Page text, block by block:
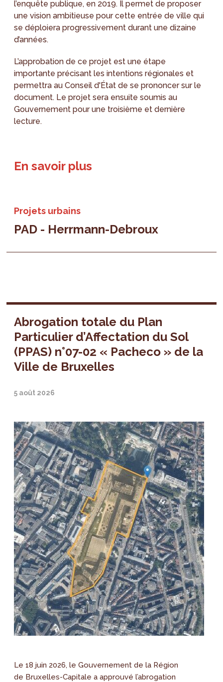
l’enquête publique, en 2019. Il permet de proposer
une vision ambitieuse pour cette entrée de ville qui
se déploiera progressivement durant une dizaine
d’années.
L’approbation de ce projet est une étape
importante précisant les intentions régionales et
permettra au Conseil d'État de se prononcer sur le
document. Le projet sera ensuite soumis au
Gouvernement pour une troisième et dernière
lecture.
En savoir plus
Projets urbains
PAD - Herrmann-Debroux
Abrogation totale du Plan
Particulier d’Affectation du Sol
(PPAS) n°07-02 « Pacheco » de la
Ville de Bruxelles
5 août 2026
Le 18 juin 2026, le Gouvernement de la Région
de Bruxelles-Capitale a approuvé l’abrogation